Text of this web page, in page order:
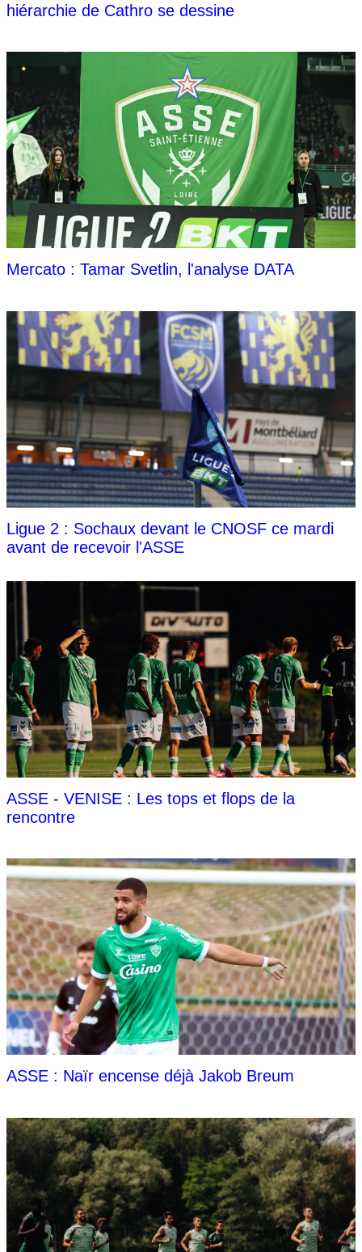
hiérarchie de Cathro se dessine
Mercato : Tamar Svetlin, l'analyse DATA
Ligue 2 : Sochaux devant le CNOSF ce mardi
avant de recevoir l'ASSE
ASSE - VENISE : Les tops et flops de la
rencontre
ASSE : Naïr encense déjà Jakob Breum